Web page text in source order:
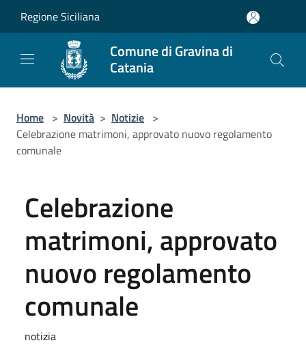
Regione Siciliana
Comune di Gravina di
Catania
Home > Novità > Notizie >
Celebrazione matrimoni, approvato nuovo regolamento
comunale
Celebrazione
matrimoni, approvato
nuovo regolamento
comunale
notizia